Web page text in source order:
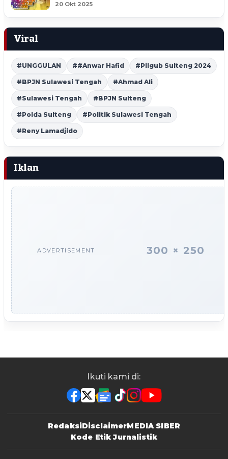
20 Okt 2025
Viral
#UNGGULAN ##Anwar Hafid #Pilgub Sulteng 2024
#BPJN Sulawesi Tengah #Ahmad Ali
#Sulawesi Tengah #BPJN Sulteng
#Polda Sulteng #Politik Sulawesi Tengah
#Reny Lamadjido
Iklan
ADVERTISEMENT 300 × 250
Ikuti kami di:
RedaksiDisclaimerMEDIA SIBER
Kode Etik Jurnalistik